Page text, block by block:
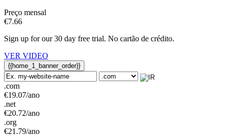
Preço mensal
€7.66
Sign up for our30 day free trial. No cartão de crédito.
VER VIDEO
{{home_1_banner_order}}
.com
€19.07/ano
.net
€20.72/ano
.org
€21.79/ano